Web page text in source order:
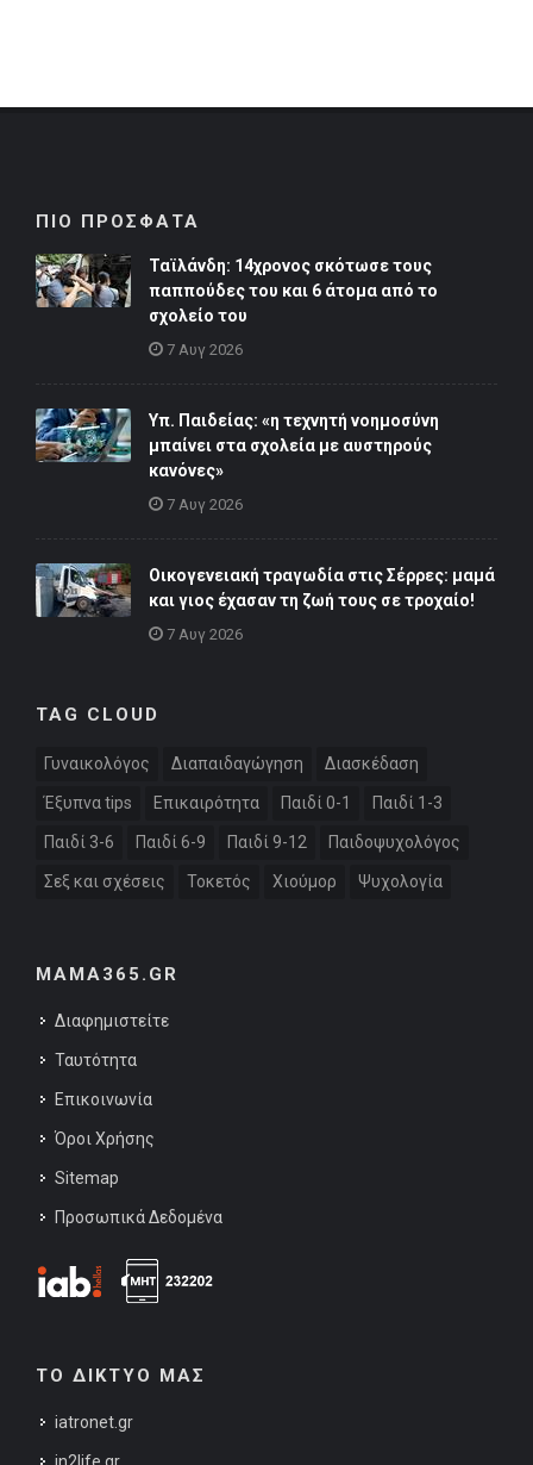
ΠΙΟ ΠΡΟΣΦΑΤΑ
Ταϊλάνδη: 14χρονος σκότωσε τους
παππούδες του και 6 άτομα από το
σχολείο του
7 Αυγ 2026
Υπ. Παιδείας: «η τεχνητή νοημοσύνη
μπαίνει στα σχολεία με αυστηρούς
κανόνες»
7 Αυγ 2026
Οικογενειακή τραγωδία στις Σέρρες: μαμά
και γιος έχασαν τη ζωή τους σε τροχαίο!
7 Αυγ 2026
TAG CLOUD
Γυναικολόγος Διαπαιδαγώγηση Διασκέδαση
Έξυπνα tips Επικαιρότητα Παιδί 0-1 Παιδί 1-3
Παιδί 3-6 Παιδί 6-9 Παιδί 9-12 Παιδοψυχολόγος
Σεξ και σχέσεις Τοκετός Χιούμορ Ψυχολογία
MAMA365.GR
Διαφημιστείτε
Ταυτότητα
Επικοινωνία
Όροι Χρήσης
Sitemap
Προσωπικά Δεδομένα
ΤΟ ΔΙΚΤΥΟ ΜΑΣ
iatronet.gr